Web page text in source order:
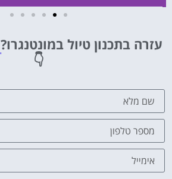
רכב
פה!
עזרה בתכנון טיול במונטנגרו?
👇